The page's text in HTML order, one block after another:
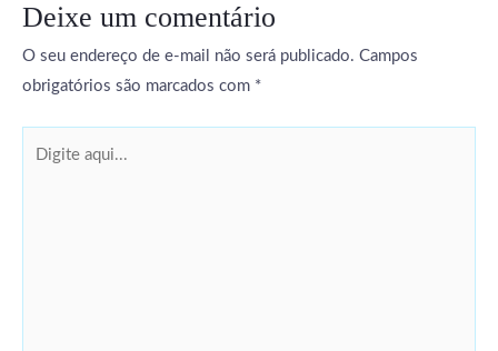
Deixe um comentário
O seu endereço de e-mail não será publicado. Campos
obrigatórios são marcados com *